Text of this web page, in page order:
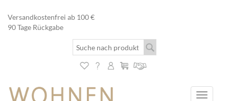
Versandkostenfrei ab 100 €
90 Tage Rückgabe
Toggle